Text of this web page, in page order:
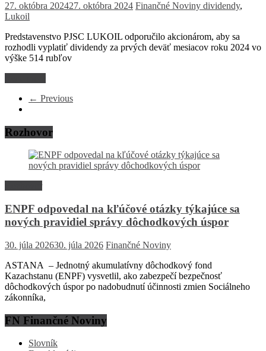
27. októbra 202427. októbra 2024 Finančné Noviny dividendy,
Lukoil
Predstavenstvo PJSC LUKOIL odporučilo akcionárom, aby sa
rozhodli vyplatiť dividendy za prvých deväť mesiacov roku 2024 vo
výške 514 rubľov
← Previous
Rozhovor
ENPF odpovedal na kľúčové otázky týkajúce sa
nových pravidiel správy dôchodkových úspor
30. júla 202630. júla 2026 Finančné Noviny
ASTANA – Jednotný akumulatívny dôchodkový fond
Kazachstanu (ENPF) vysvetlil, ako zabezpečí bezpečnosť
dôchodkových úspor po nadobudnutí účinnosti zmien Sociálneho
zákonníka,
FN Finančné Noviny
Slovník